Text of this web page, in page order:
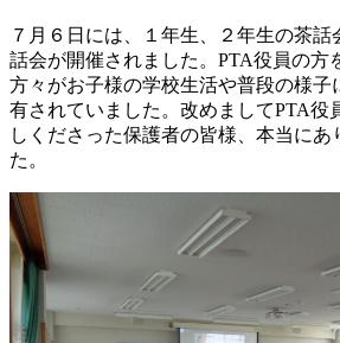
７月６日には、１年生、２年生の茶
話会が開催されました。PTA役員の方
方々がお子様の学校生活や普段の様子
有されていました。改めましてPTA役
しくださった保護者の皆様、本当にあ
た。